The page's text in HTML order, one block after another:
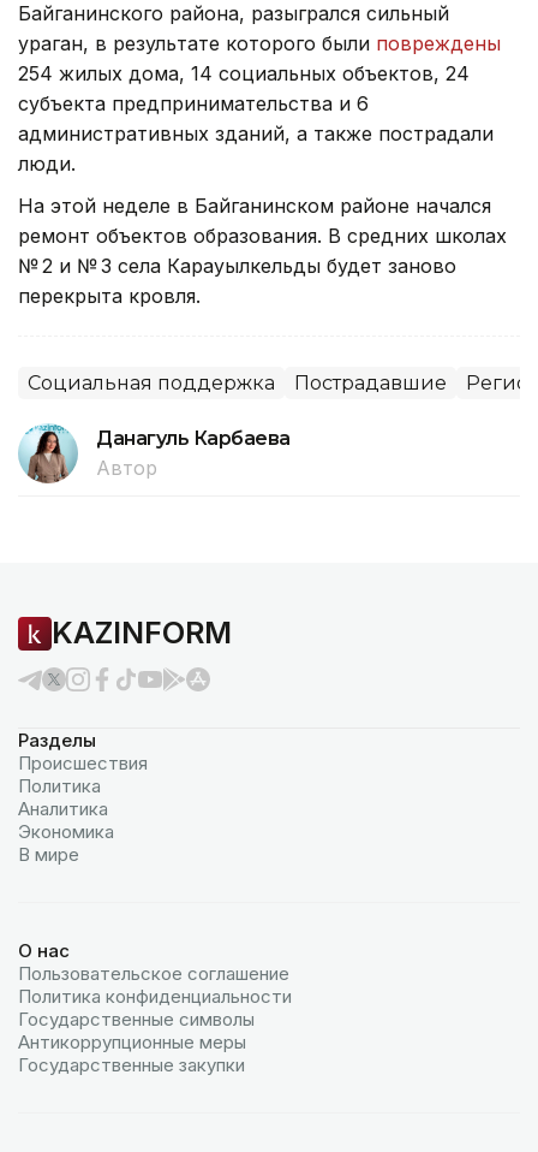
Байганинского района, разыгрался сильный
ураган, в результате которого были повреждены
254 жилых дома, 14 социальных объектов, 24
субъекта предпринимательства и 6
административных зданий, а также пострадали
люди.
На этой неделе в Байганинском районе начался
ремонт объектов образования. В средних школах
№ 2 и № 3 села Карауылкельды будет заново
перекрыта кровля.
Социальная поддержка Пострадавшие
Данагуль Карбаева
Автор
KAZINFORM
Разделы
Происшествия
Политика
Аналитика
Экономика
В мире
О нас
Пользовательское соглашение
Политика конфиденциальности
Государственные символы
Антикоррупционные меры
Государственные закупки